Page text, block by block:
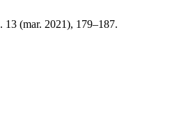
. 13 (mar. 2021), 179–187.